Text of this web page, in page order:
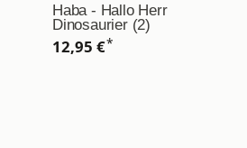
Haba - Hallo Herr
Dinosaurier (2)
12,95 €*